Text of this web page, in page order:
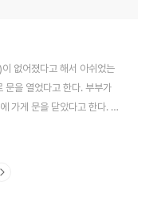
없어졌다고 해서 아쉬었는
을 열었다고 한다. 부부가
가게 문을 닫았다고 한다. 그
웠는데 그 자리에 永康15가
삥이 맛있당. 내가 먹으러 갔